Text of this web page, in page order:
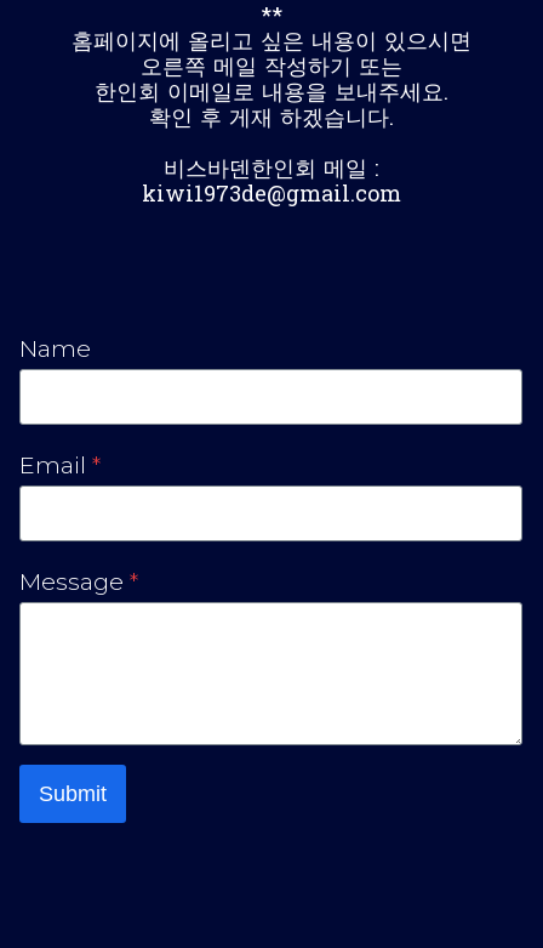
**
홈페이지에 올리고 싶은 내용이 있으시면
오른쪽 메일 작성하기 또는
한인회 이메일로 내용을 보내주세요.
확인 후 게재 하겠습니다.
비스바덴한인회 메일 :
kiwi1973de@gmail.com
Name
Email *
Message *
Submit